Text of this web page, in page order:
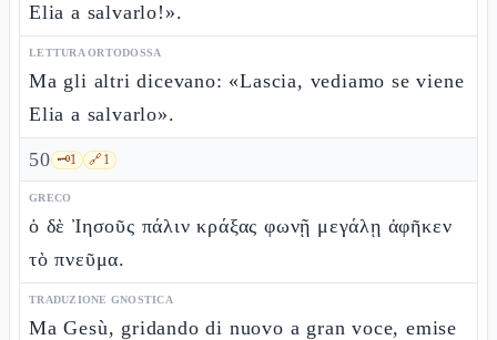
Elia a salvarlo!».
LETTURA ORTODOSSA
Ma gli altri dicevano: «Lascia, vediamo se viene
Elia a salvarlo».
50 🗝️1 🔗1
GRECO
ὁ δὲ Ἰησοῦς πάλιν κράξας φωνῇ μεγάλῃ ἀφῆκεν
τὸ πνεῦμα.
TRADUZIONE GNOSTICA
Ma Gesù, gridando di nuovo a gran voce, emise